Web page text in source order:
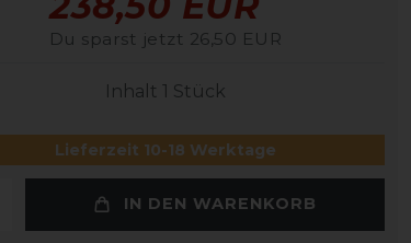
Du sparst jetzt 26,50 EUR
Inhalt 1 Stück
Lieferzeit 10-18 Werktage
IN DEN WARENKORB